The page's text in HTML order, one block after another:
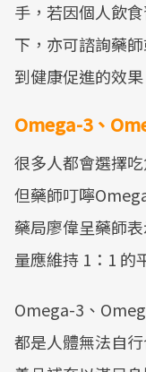
手，若因個人飲
下，亦可諮詢藥
到健康促進的效果
Omega-3、
很多人都會選擇
但藥師叮嚀
藥局廖偉呈藥師
量應維持 1：1 的
Omega-3、
都是人體無法自